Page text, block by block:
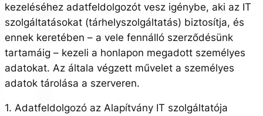
kezeléséhez adatfeldolgozót vesz igénybe, aki az IT
szolgáltatásokat (tárhelyszolgáltatás) biztosítja, és
ennek keretében – a vele fennálló szerződésünk
tartamáig – kezeli a honlapon megadott személyes
adatokat. Az általa végzett művelet a személyes
adatok tárolása a szerveren.
1. Adatfeldolgozó az Alapítvány IT szolgáltatója